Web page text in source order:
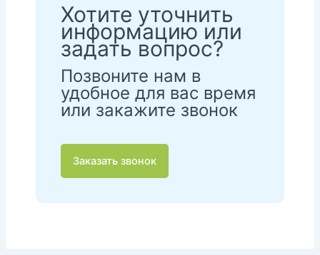
Хотите уточнить
информацию или
задать вопрос?
Позвоните нам в
удобное для вас время
или закажите звонок
Заказать звонок